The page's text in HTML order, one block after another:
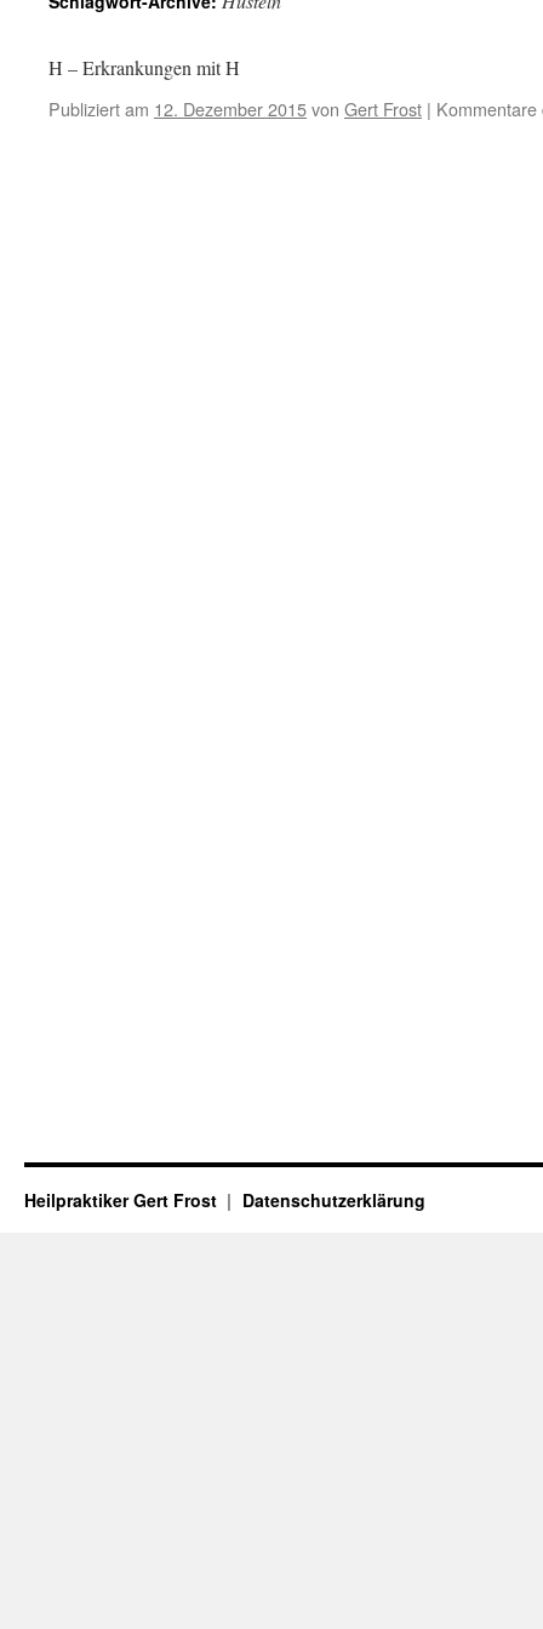
H – Erkrankungen mit H
Publiziert am 12. Dezember 2015von Gert Frost | Kommentare
Heilpraktiker Gert Frost Datenschutzerklärung